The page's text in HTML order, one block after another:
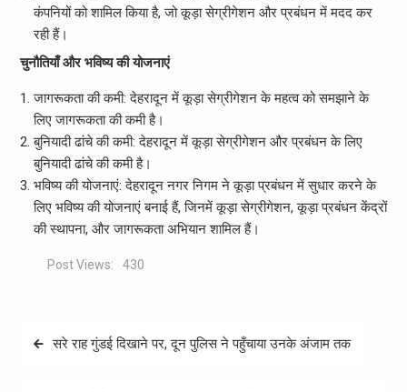
कंपनियों को शामिल किया है, जो कूड़ा सेग्रीगेशन और प्रबंधन में मदद कर
रही हैं।
चुनौतियाँ और भविष्य की योजनाएं
जागरूकता की कमी: देहरादून में कूड़ा सेग्रीगेशन के महत्व को समझाने के
लिए जागरूकता की कमी है।
बुनियादी ढांचे की कमी: देहरादून में कूड़ा सेग्रीगेशन और प्रबंधन के लिए
बुनियादी ढांचे की कमी है।
भविष्य की योजनाएं: देहरादून नगर निगम ने कूड़ा प्रबंधन में सुधार करने के
लिए भविष्य की योजनाएं बनाई हैं, जिनमें कूड़ा सेग्रीगेशन, कूड़ा प्रबंधन केंद्रों
की स्थापना, और जागरूकता अभियान शामिल हैं।
Post Views: 430
Postसरे राह गुंडई दिखाने पर, दून पुलिस ने पहुँचाया उनके अंजाम तक